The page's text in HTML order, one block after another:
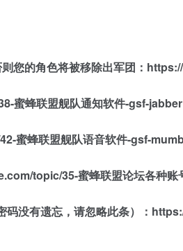
您的角色将被移除出军团：
蜜蜂联盟舰队通知软件-gsf-
蜜蜂联盟舰队语音软件-gsf-
topic/35-蜜蜂联盟论坛各种账
没有遗忘，请忽略此条）：